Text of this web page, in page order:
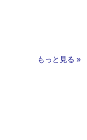
もっと見る »